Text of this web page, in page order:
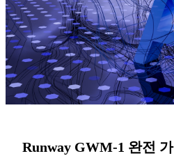
Runway GWM-1 완전